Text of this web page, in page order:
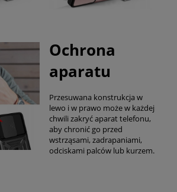
Ochrona
aparatu
Przesuwana konstrukcja w
lewo i w prawo może w każdej
chwili zakryć aparat telefonu,
aby chronić go przed
wstrząsami, zadrapaniami,
odciskami palców lub kurzem.